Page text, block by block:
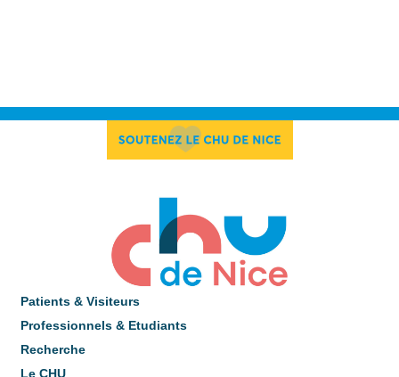
Patients & Visiteurs
Professionnels & Etudiants
Recherche
Le CHU